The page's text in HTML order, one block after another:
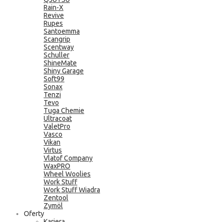
Rain-X
Revive
Rupes
Santoemma
Scangrip
Scentway
Schuller
ShineMate
Shiny Garage
Soft99
Sonax
Tenzi
Tevo
Tuga Chemie
Ultracoat
ValetPro
Vasco
Vikan
Virtus
Vlatof Company
WaxPRO
Wheel Woolies
Work Stuff
Work Stuff Wiadra
Zentool
Zymöl
Oferty